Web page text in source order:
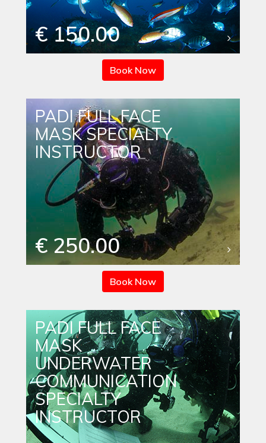
€ 150.00
Book Now
PADI FULL FACE
MASK SPECIALTY
INSTRUCTOR
€ 250.00
Book Now
PADI FULL FACE
MASK
UNDERWATER
COMMUNICATION
SPECIALTY
INSTRUCTOR